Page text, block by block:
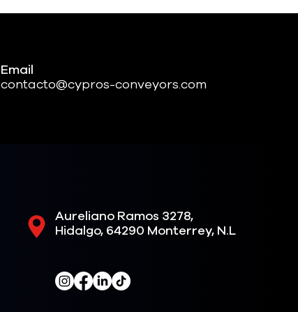
Email
contacto@cypros-conveyors.com
Aureliano Ramos 3278,
Hidalgo, 64290 Monterrey, N.L